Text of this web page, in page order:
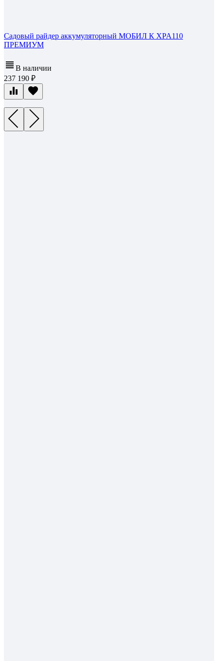
Садовый райдер аккумуляторный МОБИЛ К XPA110
ПРЕМИУМ
В наличии
237 190